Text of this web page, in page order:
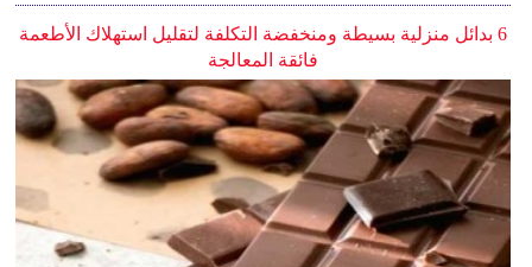
6 بدائل منزلية بسيطة ومنخفضة التكلفة لتقليل استهلاك الأطعمة
فائقة المعالجة